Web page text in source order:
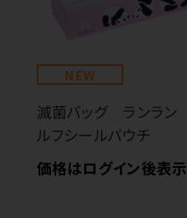
NEW
滅菌バッグ ランラ
ルフシールパウチ
価格はログイン後表示